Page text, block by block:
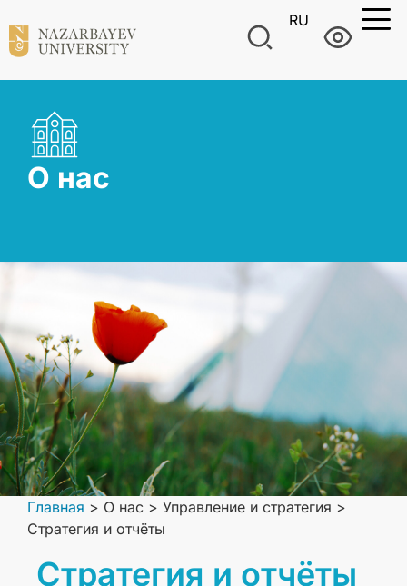
RU
О нас
Главная > О нас > Управление и стратегия >
Стратегия и отчёты
Стратегия и отчёты